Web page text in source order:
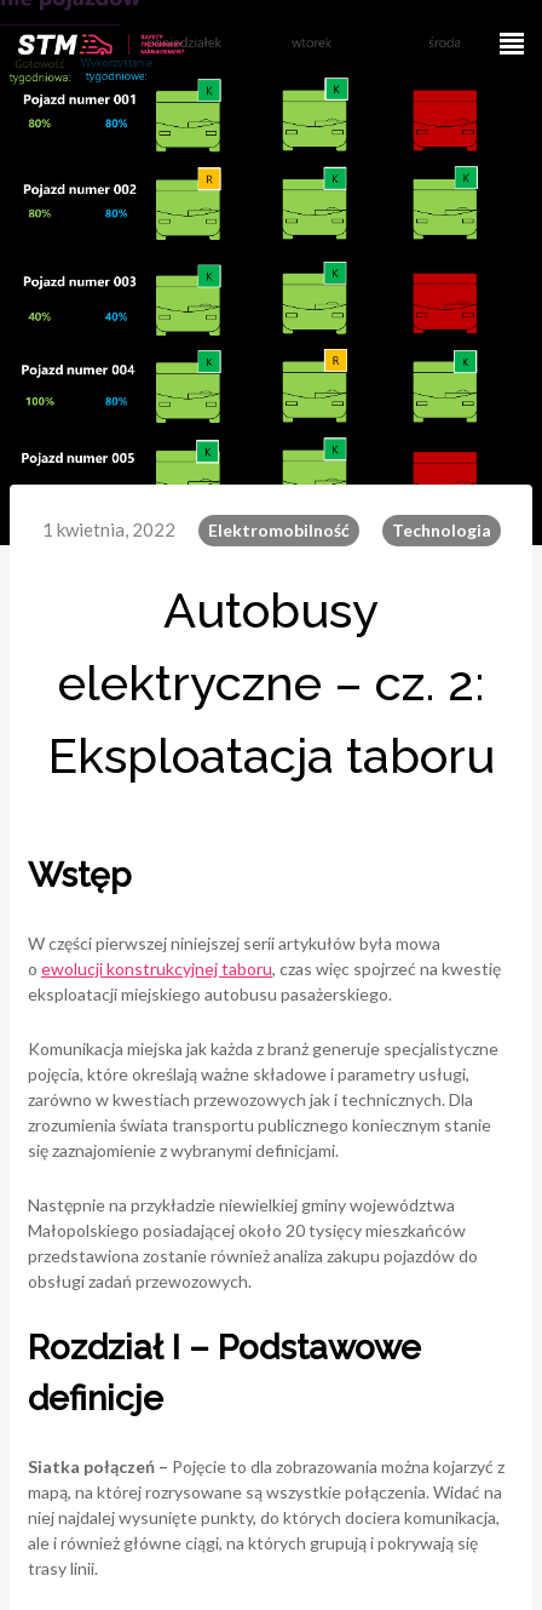
1 kwietnia, 2022 Elektromobilność Technologia
Autobusy
elektryczne – cz. 2:
Eksploatacja taboru
Wstęp
W części pierwszej niniejszej serii artykułów była mowa
o ewolucji konstrukcyjnej taboru, czas więc spojrzeć na kwestię
eksploatacji miejskiego autobusu pasażerskiego.
Komunikacja miejska jak każda z branż generuje specjalistyczne
pojęcia, które określają ważne składowe i parametry usługi,
zarówno w kwestiach przewozowych jak i technicznych. Dla
zrozumienia świata transportu publicznego koniecznym stanie
się zaznajomienie z wybranymi definicjami.
Następnie na przykładzie niewielkiej gminy województwa
Małopolskiego posiadającej około 20 tysięcy mieszkańców
przedstawiona zostanie również analiza zakupu pojazdów do
obsługi zadań przewozowych.
Rozdział I – Podstawowe
definicje
Siatka połączeń – Pojęcie to dla zobrazowania można kojarzyć z
mapą, na której rozrysowane są wszystkie połączenia. Widać na
niej najdalej wysunięte punkty, do których dociera komunikacja,
ale i również główne ciągi, na których grupują i pokrywają się
trasy linii.